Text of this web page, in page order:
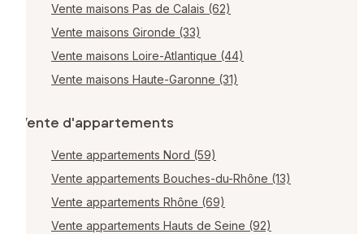
Vente maisons Pas de Calais (62)
Vente maisons Gironde (33)
Vente maisons Loire-Atlantique (44)
Vente maisons Haute-Garonne (31)
Vente d'appartements
Vente appartements Nord (59)
Vente appartements Bouches-du-Rhône (13)
Vente appartements Rhône (69)
Vente appartements Hauts de Seine (92)